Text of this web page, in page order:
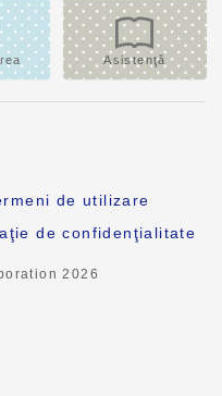
Asistenţă
de utilizare
de confidenţialitate
2026